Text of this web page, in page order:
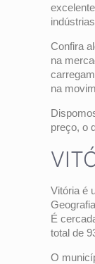
Confira
na
na
preço, o
Vitória é
É
total de
O